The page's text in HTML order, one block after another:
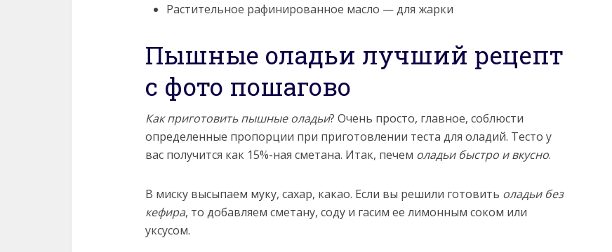
Растительное рафинированное масло — для жарки
Пышные оладьи лучший рецепт
с фото пошагово
Как приготовить пышные оладьи? Очень просто, главное, соблюсти
определенные пропорции при приготовлении теста для оладий. Тесто у
вас получится как 15%-ная сметана. Итак, печем оладьи быстро и вкусно.
В миску высыпаем муку, сахар, какао. Если вы решили готовить оладьи без
кефира, то добавляем сметану, соду и гасим ее лимонным соком или
уксусом.